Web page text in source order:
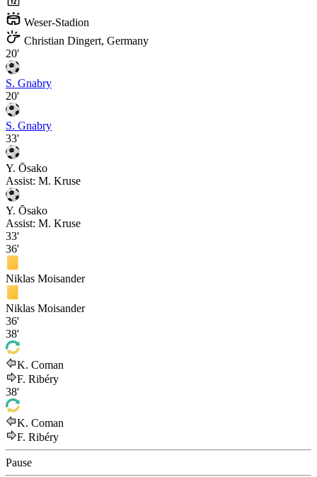
Weser-Stadion
Christian Dingert, Germany
20'
S. Gnabry
20'
S. Gnabry
33'
Y. Ōsako
Assist: M. Kruse
Y. Ōsako
Assist: M. Kruse
33'
36'
Niklas Moisander
Niklas Moisander
36'
38'
K. Coman
F. Ribéry
38'
K. Coman
F. Ribéry
Pause